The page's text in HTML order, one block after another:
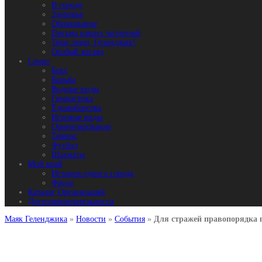
В городе
Здоровье
Образование
Письма наших читателей
Твои люди, Геленджик!
Особый взгляд
Спорт
Бокс
Борьба
Водные виды
Гимнастика
Единоборства
Игровые виды
Ориентирование
Теннис
Футбол
Шахматы
Мой край
История одного города
Фауна
Каталог Организаций
Достопримечательности
Маяк Геленджика » Новости » События » Для стражей правопорядка